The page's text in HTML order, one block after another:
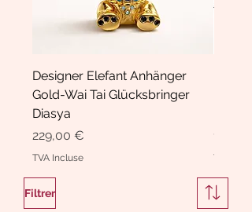
Designer Elefant Anhänger
Gold-Wai Tai Glücksbringer
Diasya
Prix
229,00 €
TVA Incluse
Prix
189,00
TVA
Filtrer